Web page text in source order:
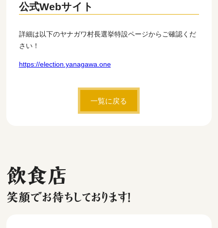
公式Webサイト
詳細は以下のヤナガワ村長選挙特設ページからご確認くだ
さい！
https://election.yanagawa.one
一覧に戻る
飲食店
笑顔でお待ちしております！